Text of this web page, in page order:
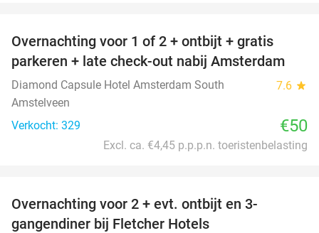
Overnachting voor 1 of 2 + ontbijt + gratis
parkeren + late check-out nabij Amsterdam
Diamond Capsule Hotel Amsterdam South 7.6 star
Amstelveen
Verkocht: 329
€50
Excl. ca. €4,45 p.p.p.n. toeristenbelasting
Overnachting voor 2 + evt. ontbijt en 3-
gangendiner bij Fletcher Hotels